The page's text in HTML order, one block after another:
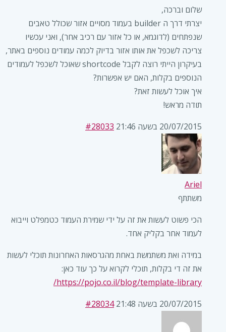
שלום וברכה,
יצרתי דרך ה builder בעמוד מסויים אזור שכולל טאבים
שנפתחים (לדוגמא, או כל אזור עם רכיב אחר), ואני עכשיו
צריכה לשכפל את אותו אזור בדיוק לכמה עמודים נוספים באתר,
בעיקרון הייתי רוצה לקבל shortcode שאוכל לשכפל לעמודים
הנוספים בקלות, האם יש אפשרות?
איך אוכל לעשות זאת?
תודה מראש!
20/07/2015 בשעה 21:46
#28033
Ariel
משתתף
הכי פשוט לעשות את זה על ידי שמירת העמוד כטמפלט וייבוא
לעמוד אחר בקליק אחד.
במידה ואת משתמשת באחת מהגרסאות האחרונות תוכלי לעשות
את זה די בקלות, תוכלי לקרוא על כך עוד כאן:
https://pojo.co.il/blog/template-library/
20/07/2015 בשעה 21:48
#28034